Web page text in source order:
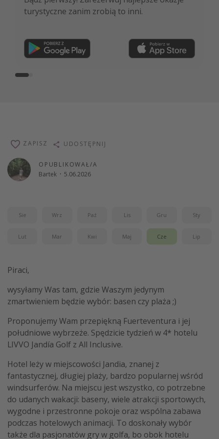
turystyczne zanim zrobią to inni.
ekspertów i wiele więcej!
OPUBLIKOWAŁ/A
Bartek · 5.06.2026
ZAPISZ UDOSTĘPNIJ
Sie Wrz Paź Lis Gru Sty
Lut Mar Kwi Maj Cze Lip
Piraci,
wysyłamy Was tam, gdzie Waszym jedynym
zmartwieniem będzie wybór: basen czy plaża ;)
Proponujemy Wam przepiękną Fuerteventura i jej
południowe wybrzeże. Spędzicie tydzień w 4* hotelu
LIVVO Jandía Golf z All Inclusive.
Hotel leży w miejscowości Jandia, znanej z
fantastycznej, długiej plaży, bardzo popularnej wśród
windsurferów. Na miejscu jest wszystko, co potrzebne
do udanych wakacji: baseny, wiele atrakcji sportowych,
wygodne i przestronne pokoje oraz wspólna zabawa
podczas hotelowych animacji. To doskonały wybór
także dla pasjonatów gry w golfa, bo obok hotelu